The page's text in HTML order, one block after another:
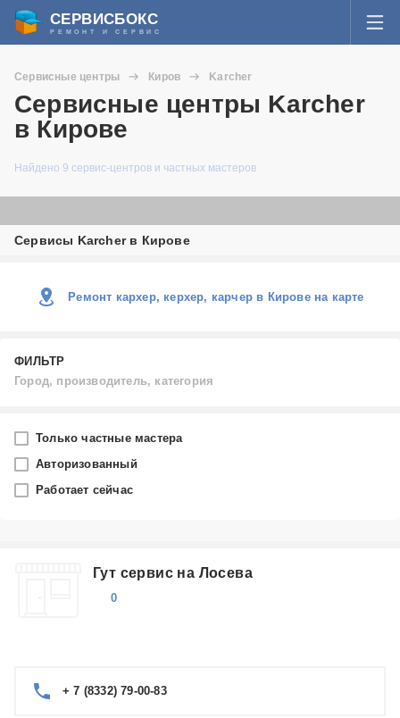
СЕРВИСБОКС
РЕМОНТ И СЕРВИС
Я забыл пароль
СЕРВИСЫ И МАСТЕРА
НОВОСТИ
ДОБАВИТЬ СЕРВИСНЫЙ ЦЕНТР ИЛИ ЧАСТНОГО МАСТЕРА
Сервисные центры Киров Karcher
Сервисные центры Karcher
в Кирове
Найдено 9 сервис-центров и частных мастеров
Сервисы Karcher в Кирове
Ремонт кархер, керхер, карчер в Кирове на карте
ФИЛЬТР
Город, производитель, категория
Киров
Производитель
Автомойки Karcher в Кирове
Только частные мастера
Авторизованный
Работает сейчас
Гут сервис на Лосева
0
+ 7 (8332) 79-00-83